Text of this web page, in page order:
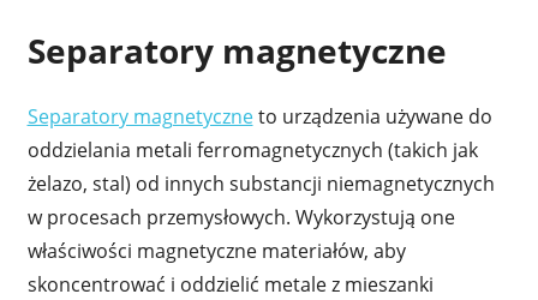
Separatory magnetyczne
Separatory magnetyczneto urządzenia używane do
oddzielania metali ferromagnetycznych (takich jak
żelazo, stal) od innych substancji niemagnetycznych
w procesach przemysłowych. Wykorzystują one
właściwości magnetyczne materiałów, aby
skoncentrować i oddzielić metale z mieszanki